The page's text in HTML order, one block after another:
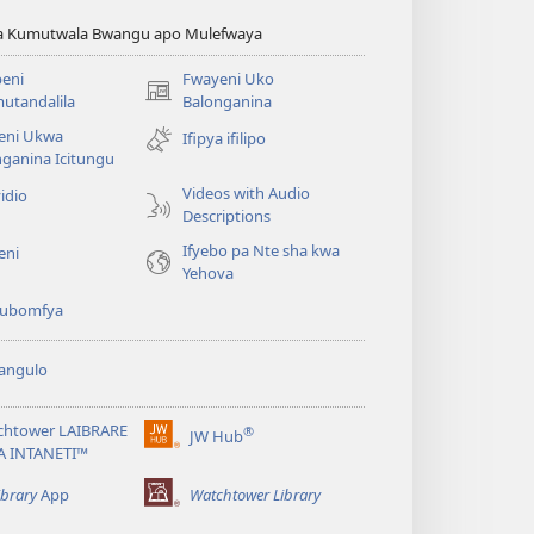
Kumutwala Bwangu apo Mulefwaya
Fwayeni Uko
Balonganina
(yalaisula
na
imbi)
Ukwa
Icitungu
Ifipya ifilipo
Videos with Audio
Descriptions
Ifyebo pa Nte sha kwa
Yehova
LAIBRARE
INTANETI™
JW Hub®
(yalaisula
imbi)
App Watchtower Library